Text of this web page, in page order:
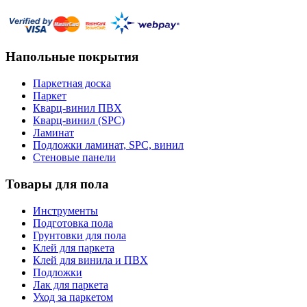
Напольные покрытия
Паркетная доска
Паркет
Кварц-винил ПВХ
Кварц-винил (SPC)
Ламинат
Подложки ламинат, SPC, винил
Стеновые панели
Товары для пола
Инструменты
Подготовка пола
Грунтовки для пола
Клей для паркета
Клей для винила и ПВХ
Подложки
Лак для паркета
Уход за паркетом